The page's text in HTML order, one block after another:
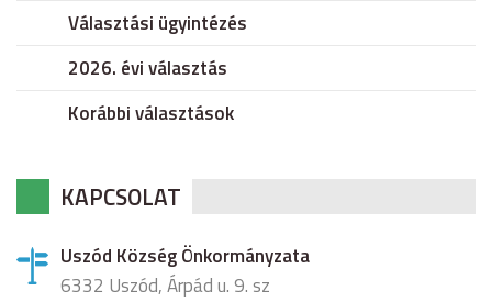
Választási ügyintézés
2026. évi választás
Korábbi választások
KAPCSOLAT
Uszód Község Önkormányzata
6332 Uszód, Árpád u. 9. sz